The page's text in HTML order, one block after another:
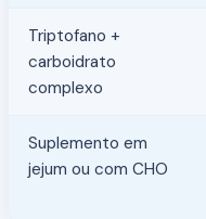
Triptofano +
carboidrato
complexo
Suplemento em
jejum ou com CHO